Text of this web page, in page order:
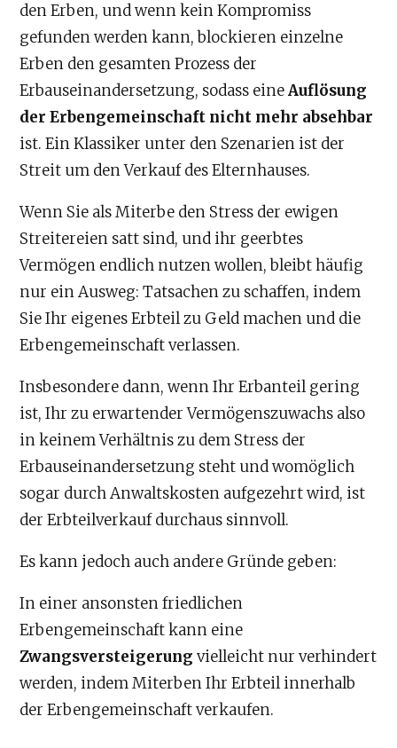
den Erben, und wenn kein Kompromiss
gefunden werden kann, blockieren einzelne
Erben den gesamten Prozess der
Erbauseinandersetzung, sodass eineAuflösung
der Erbengemeinschaft nicht mehr absehbar
ist. Ein Klassiker unter den Szenarien ist der
Streit um den Verkauf des Elternhauses.
Wenn Sie als Miterbe den Stress der ewigen
Streitereien satt sind, und ihr geerbtes
Vermögen endlich nutzen wollen, bleibt häufig
nur ein Ausweg: Tatsachen zu schaffen, indem
Sie Ihr eigenes Erbteil zu Geld machen und die
Erbengemeinschaft verlassen.
Insbesondere dann, wenn Ihr Erbanteil gering
ist, Ihr zu erwartender Vermögenszuwachs also
in keinem Verhältnis zu dem Stress der
Erbauseinandersetzung steht und womöglich
sogar durch Anwaltskosten aufgezehrt wird, ist
der Erbteilverkauf durchaus sinnvoll.
Es kann jedoch auch andere Gründe geben:
In einer ansonsten friedlichen
Erbengemeinschaft kann eine
Zwangsversteigerung vielleicht nur verhindert
werden, indem Miterben Ihr Erbteil innerhalb
der Erbengemeinschaft verkaufen.